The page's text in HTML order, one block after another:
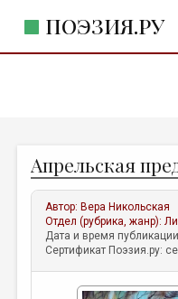
ПОЭЗИЯ.РУ
ЖАНРЫ
АВТОРЫ
КОММЕНТАРИИ
ЛИТСАЛОН
Апрельская
Автор: Вера Никольская
Отдел (рубрика, жанр):
Дата и время
Сертификат Поэзия.ру: